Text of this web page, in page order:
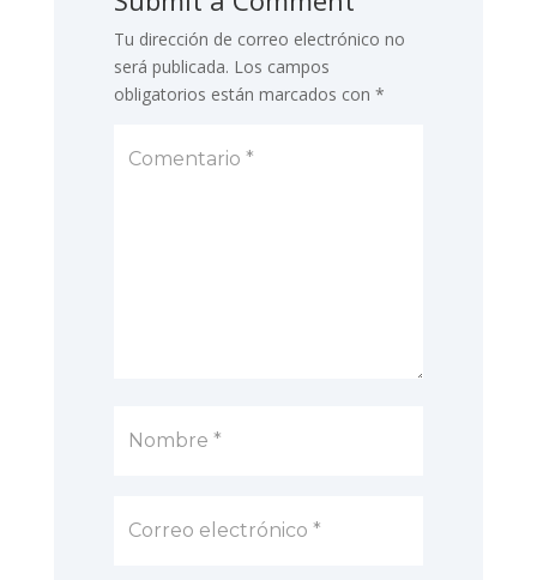
Tu dirección de correo electrónico no
será publicada. Los campos
obligatorios están marcados con *